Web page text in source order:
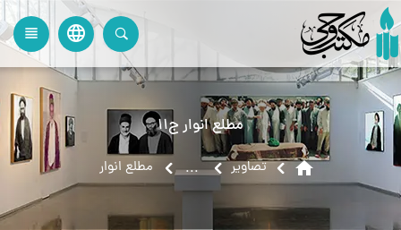
language
view_headline
مطلع انوار ج11
home تصاویر ... مطلع انوار